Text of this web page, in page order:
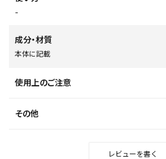
-
成分・材質
本体に記載
使用上のご注意
その他
レビューを書く